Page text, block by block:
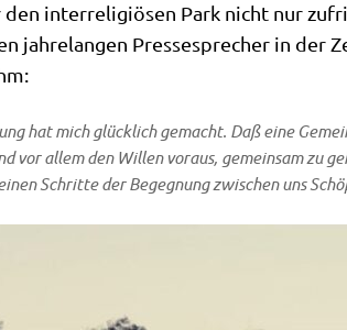
den inter­re­li­giö­sen Park nicht nur
jah­re­lan­gen Pres­se­spre­cher in der
hat mich glück­lich gemacht. Daß eine
vor allem den Wil­len vor­aus, gemein­sam zu
Schrit­te der Begeg­nung zwi­schen uns